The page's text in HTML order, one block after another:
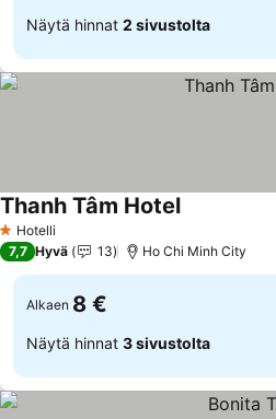
Näytä hinnat 2 sivustolta
1 Tähtiluokitus
Hotelli
Thanh Tâm Hotel
7,7 Hyvä 13 Ho Chi Minh City
Alkaen 8 €
Näytä hinnat 3 sivustolta